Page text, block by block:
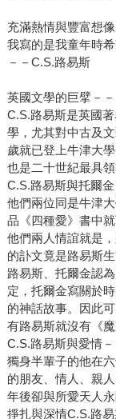
充滿熱情與豐富想
我寫的是我童年時
－－C.S.路易斯
英國文學的巨擘－－
C.S.路易斯是英國
學，尤其對中古及
歲就已登上牛津大
也是二十世紀最具
C.S.路易斯與托爾金
他們兩位同是牛津
品《四種愛》書中
他們兩人情誼就是
的訃文竟是路易斯
路易斯、托爾金認
定，托爾金寫關於
的神話故事。因此
有路易斯就沒有《魔
C.S.路易斯與愛情－
獨身半輩子的他在
的朋友、情人、親
年後卻與所愛天人
掙扎與深情C.S.路易